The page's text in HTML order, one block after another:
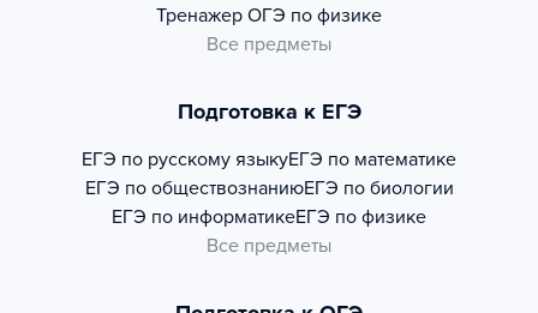
Тренажер ОГЭ по физике
Все предметы
Подготовка к ЕГЭ
ЕГЭ по русскому языкуЕГЭ по математике
ЕГЭ по обществознаниюЕГЭ по биологии
ЕГЭ по информатикеЕГЭ по физике
Все предметы